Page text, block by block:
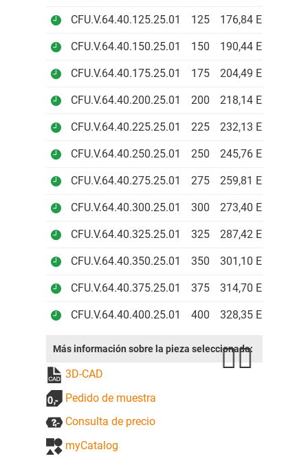
CFU.V.64.40.125.25.01 125 176,84 EUR
CFU.V.64.40.150.25.01 150 190,44 EUR
CFU.V.64.40.175.25.01 175 204,49 EUR
CFU.V.64.40.200.25.01 200 218,14 EUR
CFU.V.64.40.225.25.01 225 232,13 EUR
CFU.V.64.40.250.25.01 250 245,76 EUR
CFU.V.64.40.275.25.01 275 259,81 EUR
CFU.V.64.40.300.25.01 300 273,40 EUR
CFU.V.64.40.325.25.01 325 287,42 EUR
CFU.V.64.40.350.25.01 350 301,10 EUR
CFU.V.64.40.375.25.01 375 314,70 EUR
CFU.V.64.40.400.25.01 400 328,35 EUR
Más información sobre la pieza seleccionada:
3D-CAD
Pedido de muestra
Consulta de precio
myCatalog